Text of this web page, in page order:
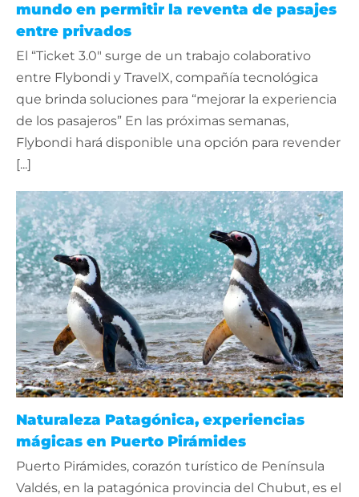
mundo en permitir la reventa de pasajes
entre privados
El “Ticket 3.0″ surge de un trabajo colaborativo
entre Flybondi y TravelX, compañía tecnológica
que brinda soluciones para “mejorar la experiencia
de los pasajeros” En las próximas semanas,
Flybondi hará disponible una opción para revender
[...]
Naturaleza Patagónica, experiencias
mágicas en Puerto Pirámides
Puerto Pirámides, corazón turístico de Península
Valdés, en la patagónica provincia del Chubut, es el